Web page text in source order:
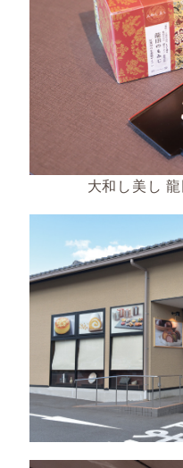
大和し美し